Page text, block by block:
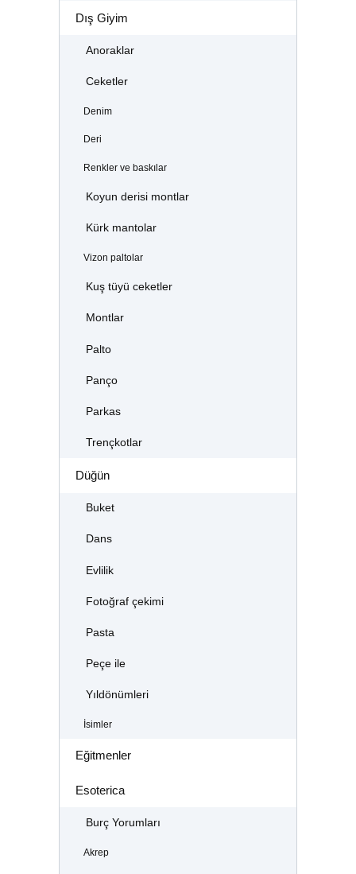
Dış Giyim
Anoraklar
Ceketler
Denim
Deri
Renkler ve baskılar
Koyun derisi montlar
Kürk mantolar
Vizon paltolar
Kuş tüyü ceketler
Montlar
Palto
Panço
Parkas
Trençkotlar
Düğün
Buket
Dans
Evlilik
Fotoğraf çekimi
Pasta
Peçe ile
Yıldönümleri
İsimler
Eğitmenler
Esoterica
Burç Yorumları
Akrep